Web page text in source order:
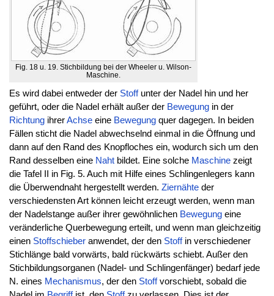
Fig. 18 u. 19. Stichbildung bei der Wheeler u. Wilson-
Maschine.
Es wird dabei entweder der Stoffunter der Nadel hin und her
geführt, oder die Nadel erhält außer der Bewegungin der
RichtungihrerAchseeine Bewegungquer dagegen. In beiden
Fällen sticht die Nadel abwechselnd einmal in die Öffnung und
dann auf den Rand des Knopfloches ein, wodurch sich um den
Rand desselben eine Nahtbildet. Eine solche Maschinezeigt
die Tafel II in Fig. 5. Auch mit Hilfe eines Schlingenlegers kann
die Überwendnaht hergestellt werden. Ziernähteder
verschiedensten Art können leicht erzeugt werden, wenn man
der Nadelstange außer ihrer gewöhnlichen Bewegungeine
veränderliche Querbewegung erteilt, und wenn man gleichzeitig
einen Stoffschieberanwendet, der den Stoffin verschiedener
Stichlänge bald vorwärts, bald rückwärts schiebt. Außer den
Stichbildungsorganen (Nadel- und Schlingenfänger) bedarf jede
N. eines Mechanismus, der den Stoffvorschiebt, sobald die